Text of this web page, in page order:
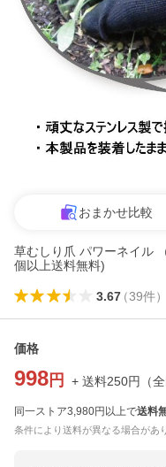
おまかせ比較
草むしり爪 パワーネイル
個以上送料無料)
3.67（39件）
価格
998 円 + 送料250円 （
同一ストア3,980円以上で送料
条件により送料が異なる場合があ